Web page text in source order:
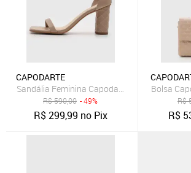
CAPODARTE
Sandália Feminina Capodarte Salto Médio
R$590,00 - 49%
R$299,99 no Pix
Bolsa
R$
R$